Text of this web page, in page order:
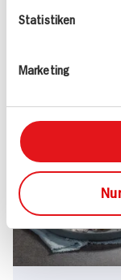
Statistiken
Marketing
Kokosmilch
857 kcal p.